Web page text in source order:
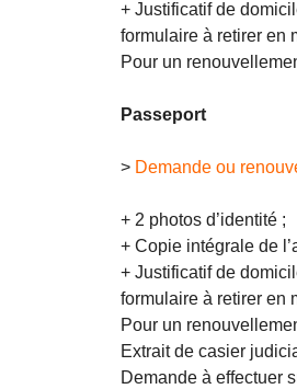
+ Justificatif de
formulaire à retirer en
Pour un
Passeport
> Demande ou
+ 2 photos d’identité ;
+ Copie intégrale de
+ Justificatif de
formulaire à retirer en
Pour un
Extrait de casier
Demande à effectuer